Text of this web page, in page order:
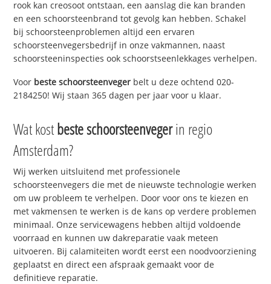
rook kan creosoot ontstaan, een aanslag die kan branden
en een schoorsteenbrand tot gevolg kan hebben. Schakel
bij schoorsteenproblemen altijd een ervaren
schoorsteenvegersbedrijf in onze vakmannen, naast
schoorsteeninspecties ook schoorstseenlekkages verhelpen.
Voor beste schoorsteenveger belt u deze ochtend 020-
2184250! Wij staan 365 dagen per jaar voor u klaar.
Wat kostbeste schoorsteenvegerin regio
Amsterdam?
Wij werken uitsluitend met professionele
schoorsteenvegers die met de nieuwste technologie werken
om uw probleem te verhelpen. Door voor ons te kiezen en
met vakmensen te werken is de kans op verdere problemen
minimaal. Onze servicewagens hebben altijd voldoende
voorraad en kunnen uw dakreparatie vaak meteen
uitvoeren. Bij calamiteiten wordt eerst een noodvoorziening
geplaatst en direct een afspraak gemaakt voor de
definitieve reparatie.